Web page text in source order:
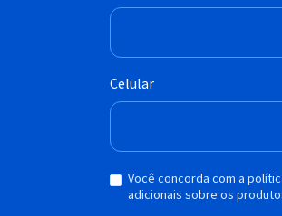
Celular
Você concorda com a
adicionais sobre os